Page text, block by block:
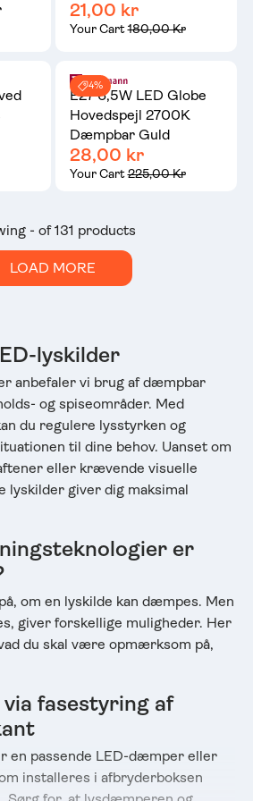
21,00 kr
Your Cart180,00 Kr
4%
E27 6,5W LED Globe
Hovedspejl 2700K
Dæmpbar Guld
28,00 kr
Your Cart225,00 Kr
- of 131 products
LOAD MORE
lyskilder
anbefaler vi brug af dæmpbar
og spiseområder. Med
du regulere lysstyrken og
til dine behov. Uanset om
eller krævende visuelle
lyskilder giver dig maksimal
er
om en lyskilde kan dæmpes. Men
giver forskellige muligheder. Her
du skal være opmærksom på,
fasestyring af
en passende LED-dæmper eller
installeres i afbryderboksen